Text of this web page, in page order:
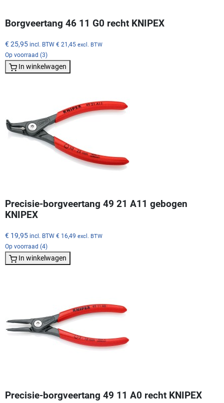
Borgveertang 46 11 G0 recht KNIPEX
€ 25,95 incl. BTW € 21,45 excl. BTW
Op voorraad (3)
In winkelwagen
Precisie-borgveertang 49 21 A11 gebogen
KNIPEX
€ 19,95 incl. BTW € 16,49 excl. BTW
Op voorraad (4)
In winkelwagen
Precisie-borgveertang 49 11 A0 recht KNIPEX